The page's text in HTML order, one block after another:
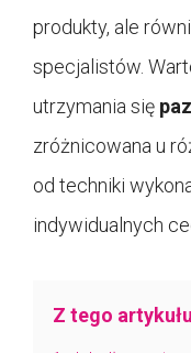
produkty, ale
specjalistów.
utrzymania się
zróżnicowana u
od techniki
indywidualnych
Z tego